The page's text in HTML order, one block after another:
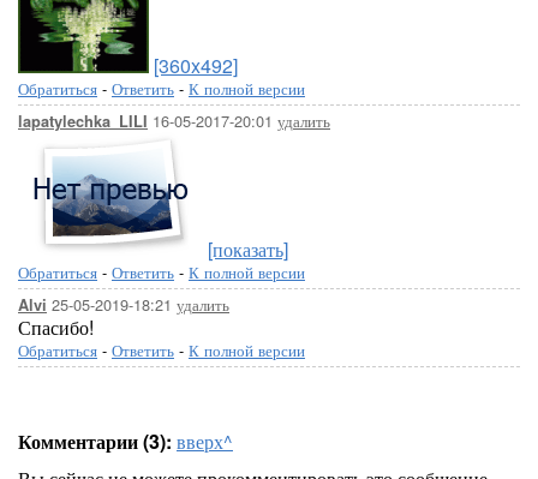
[360x492]
Обратиться - Ответить - К полной версии
lapatylechka_LILI 16-05-2017-20:01 удалить
[показать]
Обратиться - Ответить - К полной версии
Alvi 25-05-2019-18:21 удалить
Спасибо!
Обратиться - Ответить - К полной версии
Комментарии (3): вверх^